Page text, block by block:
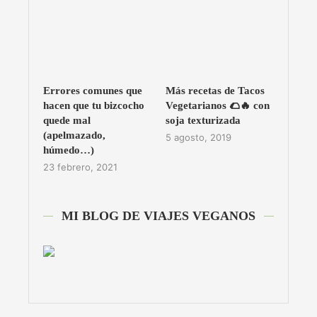
Errores comunes que
hacen que tu bizcocho
quede mal
(apelmazado,
húmedo…)
23 febrero, 2021
Más recetas de Tacos
Vegetarianos 🌮🔥 con
soja texturizada
5 agosto, 2019
MI BLOG DE VIAJES VEGANOS